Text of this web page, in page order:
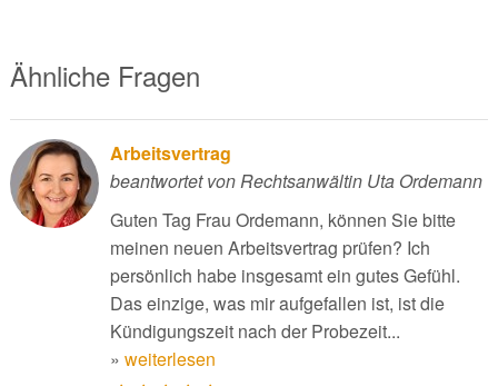
Ähnliche Fragen
Arbeitsvertrag
beantwortet von Rechtsanwältin Uta Ordemann
Guten Tag Frau Ordemann, können Sie bitte
meinen neuen Arbeitsvertrag prüfen? Ich
persönlich habe insgesamt ein gutes Gefühl.
Das einzige, was mir aufgefallen ist, ist die
Kündigungszeit nach der Probezeit...
» weiterlesen